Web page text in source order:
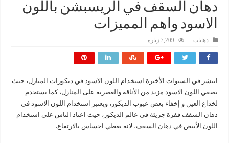
دهان السقف في الريسبشن باللون
الاسود واهم المميزات
دهانات 7,209 زيارة
انتشر في السنوات الأخيرة استخدام اللون الاسود في ديكورات المنازل، حيث
يضفي اللون الاسود مزيد من الأناقة والعصرية على المنازل، كما يستخدم
لخداع العين و إخفاء بعض عيوب الديكور، ويعتبر استخدام اللون الاسود في
دهان السقف قفزة جريئة في عالم الديكور، حيث اعتاد الناس على استخدام
اللون الأبيض في دهان السقف، لانه يعطي احساس بالارتفاع.